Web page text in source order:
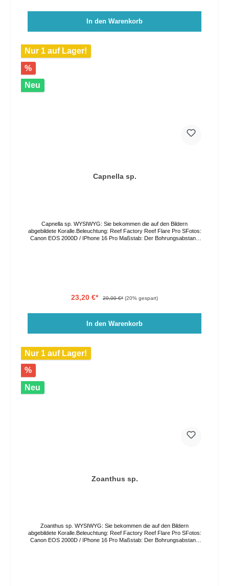
In den Warenkorb
Nur 1 auf Lager!
%
Neu
Capnella sp.
Capnella sp. WYSIWYG: Sie bekommen die auf den Bildern
abgebildete Koralle.Beleuchtung: Reef Factory Reef Flare Pro SFotos:
Canon EOS 2000D / IPhone 16 Pro Maßstab: Der Bohrungsabstand
23,20 €* 29,00 €* (20% gespart)
In den Warenkorb
Nur 1 auf Lager!
%
Neu
Zoanthus sp.
Zoanthus sp. WYSIWYG: Sie bekommen die auf den Bildern
abgebildete Koralle.Beleuchtung: Reef Factory Reef Flare Pro SFotos:
Canon EOS 2000D / IPhone 16 Pro Maßstab: Der Bohrungsabstand